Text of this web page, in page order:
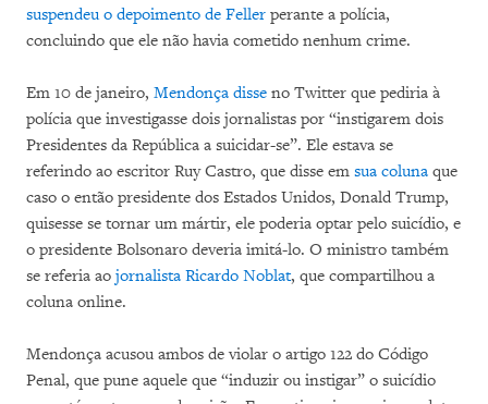
suspendeu o depoimento de Feller perante a polícia,
concluindo que ele não havia cometido nenhum crime.
Em 10 de janeiro, Mendonça disse no Twitter que pediria à
polícia que investigasse dois jornalistas por “instigarem dois
Presidentes da República a suicidar-se”. Ele estava se
referindo ao escritor Ruy Castro, que disse em sua coluna que
caso o então presidente dos Estados Unidos, Donald Trump,
quisesse se tornar um mártir, ele poderia optar pelo suicídio, e
o presidente Bolsonaro deveria imitá-lo. O ministro também
se referia ao jornalista Ricardo Noblat, que compartilhou a
coluna online.
Mendonça acusou ambos de violar o artigo 122 do Código
Penal, que pune aquele que “induzir ou instigar” o suicídio